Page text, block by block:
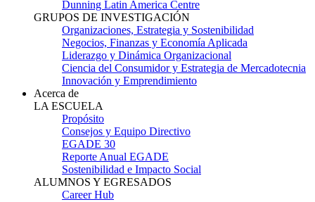
Dunning Latin America Centre
GRUPOS DE INVESTIGACIÓN
Organizaciones, Estrategia y Sostenibilidad
Negocios, Finanzas y Economía Aplicada
Liderazgo y Dinámica Organizacional
Ciencia del Consumidor y Estrategia de Mercadotecnia
Innovación y Emprendimiento
Acerca de
LA ESCUELA
Propósito
Consejos y Equipo Directivo
EGADE 30
Reporte Anual EGADE
Sostenibilidad e Impacto Social
ALUMNOS Y EGRESADOS
Career Hub